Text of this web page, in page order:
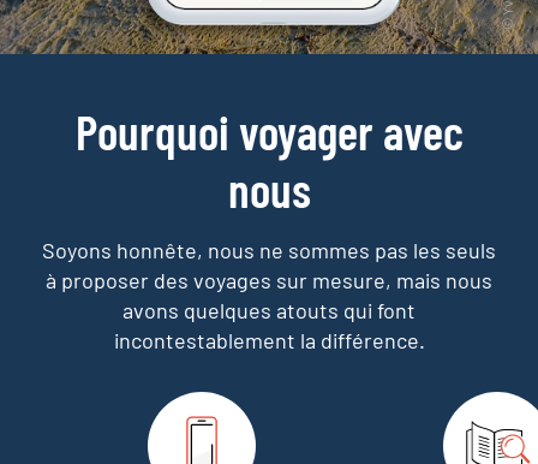
Pourquoi voyager avec
nous
Soyons honnête, nous ne sommes pas les seuls
à proposer des voyages sur mesure, mais nous
avons quelques atouts qui font
incontestablement la différence.